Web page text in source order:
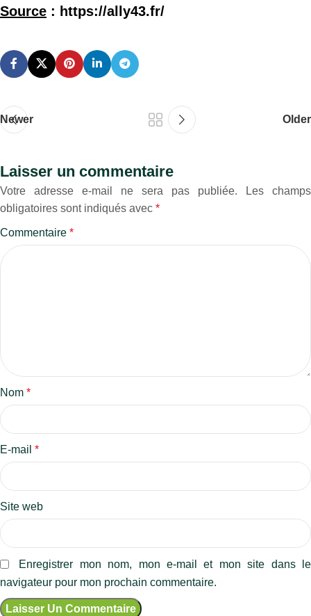
Source : https://ally43.fr/
Newer Older
Laisser un commentaire
Votre adresse e-mail ne sera pas publiée.
Les champs
obligatoires sont indiqués avec *
Commentaire *
Nom *
E-mail *
Site web
Enregistrer mon nom, mon e-mail et mon site dans le
navigateur pour mon prochain commentaire.